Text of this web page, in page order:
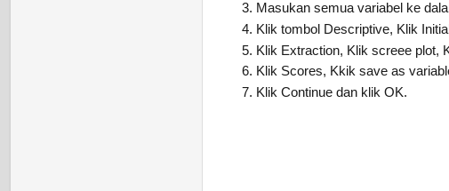
Masukan semua variabel ke
Klik tombol Descriptive, Klik
Klik Extraction, Klik screee plot,
Klik Scores, Kkik save as
Klik Continue dan klik OK.